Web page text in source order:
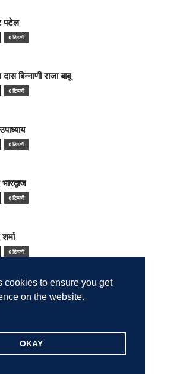
cookies to ensure you get
on the website.
OKAY
पटेल
0 टिप्पणी
दास बिन्नाणी राजा बाबू
0 टिप्पणी
0 टिप्पणी
0 टिप्पणी
0 टिप्पणी